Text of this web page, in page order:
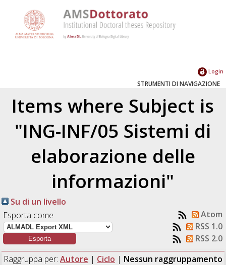
Login
STRUMENTI DI NAVIGAZIONE
Items where Subject is
"ING-INF/05 Sistemi di
elaborazione delle
informazioni"
Su di un livello
Esporta come
Atom
RSS 1.0
RSS 2.0
Raggruppa per: Autore | Ciclo | Nessun raggruppamento